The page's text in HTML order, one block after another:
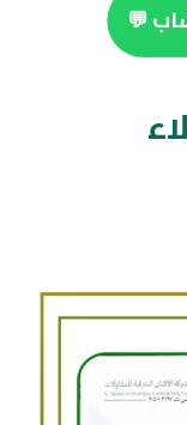
💬